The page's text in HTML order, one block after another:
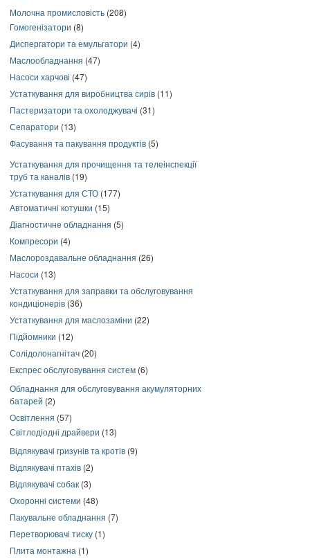
Молочна промисловість (208)
Гомогенізатори (8)
Диспергатори та емульгатори (4)
Маслообладнання (47)
Насоси харчові (47)
Устаткування для виробництва сирів (11)
Пастеризатори та охолоджувачі (31)
Сепаратори (13)
Фасування та пакування продуктів (5)
Устаткування для прочищення та телеінспекції
труб та каналів (19)
Устаткування для СТО (177)
Автоматичні котушки (15)
Діагностичне обладнання (5)
Компресори (4)
Маслороздавальне обладнання (26)
Насоси (13)
Устаткування для заправки та обслуговування
кондиціонерів (36)
Устаткування для маслозаміни (22)
Підйомники (12)
Солідолонагнітач (20)
Експрес обслуговування систем (6)
Обладнання для обслуговування акумуляторних
батарей (2)
Освітлення (57)
Світлодіодні драйвери (13)
Відлякувачі гризунів та кротів (9)
Відлякувачі птахів (2)
Відлякувачі собак (3)
Охоронні системи (48)
Пакувальне обладнання (7)
Перетворювачі тиску (1)
Плита монтажна (1)